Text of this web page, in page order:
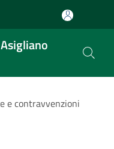
e contravvenzioni